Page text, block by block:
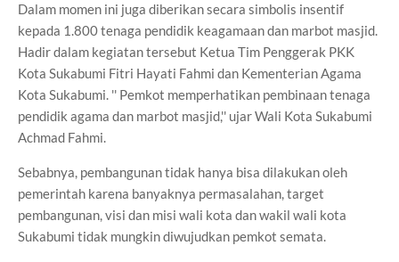
Dalam momen ini juga diberikan secara simbolis insentif
kepada 1.800 tenaga pendidik keagamaan dan marbot masjid.
Hadir dalam kegiatan tersebut Ketua Tim Penggerak PKK
Kota Sukabumi Fitri Hayati Fahmi dan Kementerian Agama
Kota Sukabumi. '' Pemkot memperhatikan pembinaan tenaga
pendidik agama dan marbot masjid,'' ujar Wali Kota Sukabumi
Achmad Fahmi.
Sebabnya, pembangunan tidak hanya bisa dilakukan oleh
pemerintah karena banyaknya permasalahan, target
pembangunan, visi dan misi wali kota dan wakil wali kota
Sukabumi tidak mungkin diwujudkan pemkot semata.